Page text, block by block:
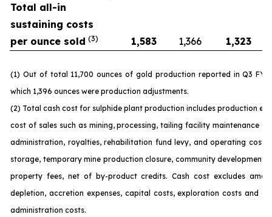
Total all-in
sustaining costs
per ounce sold (3) 1,583 1,366 1,323
(1) Out of total 11,700 ounces of gold production reported in Q3 FY
which 1,396 ounces were production adjustments.
(2) Total cash cost for sulphide plant production includes production
cost of sales such as mining, processing, tailing facility maintenance
administration, royalties, rehabilitation fund levy, and operating costs
storage, temporary mine production closure, community development
property fees, net of by-product credits. Cash cost excludes
depletion, accretion expenses, capital costs, exploration costs and
administration costs.